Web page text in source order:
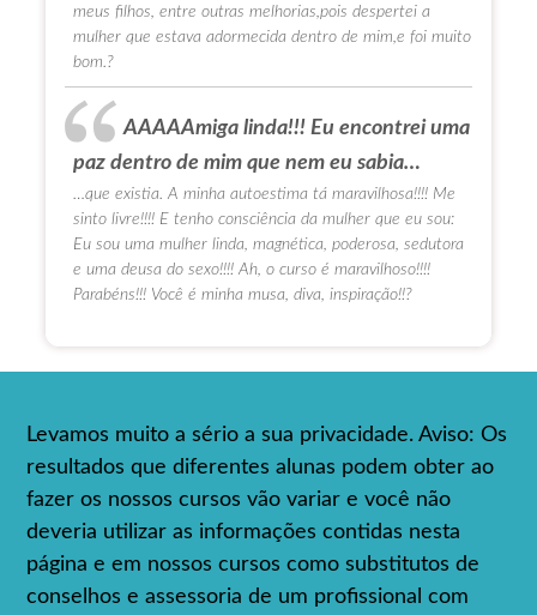
meus filhos, entre outras melhorias,pois despertei a
mulher que estava adormecida dentro de mim,e foi muito
bom.?
AAAAAmiga linda!!! Eu encontrei uma
paz dentro de mim que nem eu sabia…
…que existia. A minha autoestima tá maravilhosa!!!! Me
sinto livre!!!! E tenho consciência da mulher que eu sou:
Eu sou uma mulher linda, magnética, poderosa, sedutora
e uma deusa do sexo!!!! Ah, o curso é maravilhoso!!!!
Parabéns!!! Você é minha musa, diva, inspiração!!?
Levamos muito a sério a sua privacidade. Aviso: Os
resultados que diferentes alunas podem obter ao
fazer os nossos cursos vão variar e você não
deveria utilizar as informações contidas nesta
página e em nossos cursos como substitutos de
conselhos e assessoria de um profissional com